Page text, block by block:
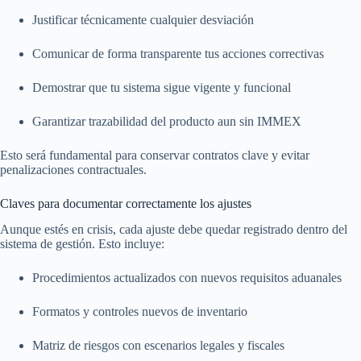
Justificar técnicamente cualquier desviación
Comunicar de forma transparente tus acciones correctivas
Demostrar que tu sistema sigue vigente y funcional
Garantizar trazabilidad del producto aun sin IMMEX
Esto será fundamental para conservar contratos clave y evitar
penalizaciones contractuales.
Claves para documentar correctamente los ajustes
Aunque estés en crisis, cada ajuste debe quedar registrado dentro del
sistema de gestión. Esto incluye:
Procedimientos actualizados con nuevos requisitos aduanales
Formatos y controles nuevos de inventario
Matriz de riesgos con escenarios legales y fiscales